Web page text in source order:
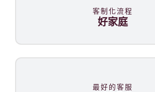
客制化流程
好家庭
最好的客服